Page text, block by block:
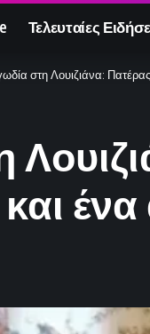
Τελευταίες
στη Λουιζιάνα: